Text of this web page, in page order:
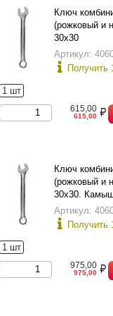
Ключ
(рожковый и
30х30
Артикул:
Получить
1 шт
615,00
615,00
Ключ
(рожковый и
30х30.
слесарно-
инструмента.
Артикул:
Получить
1 шт
975,00
975,00